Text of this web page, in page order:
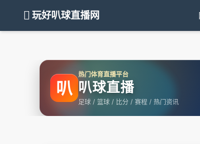
玩好叭球直播网
叭
热门体育直播平台
叭球直播
足球 / 篮球 / 比分 / 赛程 / 热门资讯